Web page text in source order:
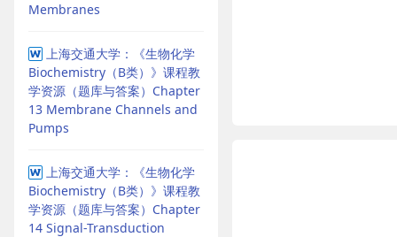
Membranes
上海交通大学：《生物化学
Biochemistry（B类）》课程教
学资源（题库与答案）Chapter
13 Membrane Channels and
Pumps
上海交通大学：《生物化学
Biochemistry（B类）》课程教
学资源（题库与答案）Chapter
14 Signal-Transduction